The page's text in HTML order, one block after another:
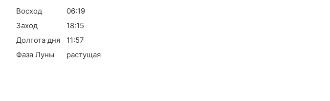
Восход
06:19
Заход
18:15
Долгота дня
11:57
Фаза Луны
растущая